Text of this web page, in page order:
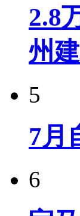
2.8
州
5
7月
6